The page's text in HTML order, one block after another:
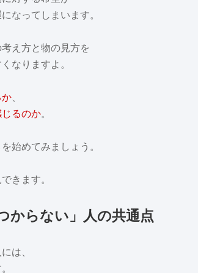
なってしまいます。
え方と物の見方を
なりますよ。
、
るのか。
始めてみましょう。
きます。
からない」人の共通点
は、